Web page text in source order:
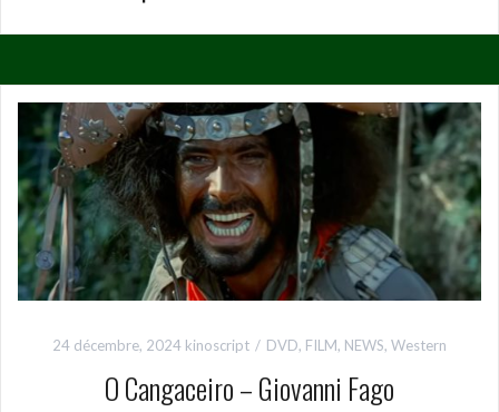
24 décembre, 2024 kinoscript DVD, FILM, NEWS, Western
O Cangaceiro – Giovanni Fago